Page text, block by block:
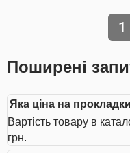
1
Поширені
Яка ціна на
Вартість товару в
грн.